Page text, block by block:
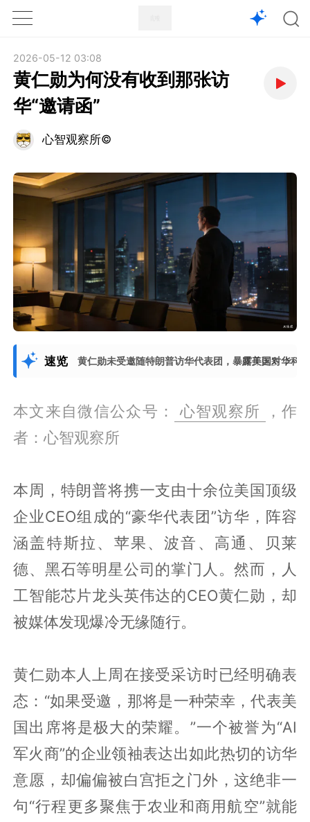
1X
2026-05-12 03:08
黄仁勋为何没有收到那张访
华“邀请函”
心智观察所©
速览 黄仁勋未受邀随特朗普访华代表团，暴露美国对华科
展开更多
本文来自微信公众号： 心智观察所
，作
者：心智观察所
本周，特朗普将携一支由十余位美国顶级
企业CEO组成的“豪华代表团”访华，阵容
涵盖特斯拉、苹果、波音、高通、贝莱
德、黑石等明星公司的掌门人。然而，人
工智能芯片龙头英伟达的CEO黄仁勋，却
被媒体发现爆冷无缘随行。
黄仁勋本人上周在接受采访时已经明确表
态：“如果受邀，那将是一种荣幸，代表美
国出席将是极大的荣耀。”一个被誉为“AI
军火商”的企业领袖表达出如此热切的访华
意愿，却偏偏被白宫拒之门外，这绝非一
句“行程更多聚焦于农业和商用航空”就能